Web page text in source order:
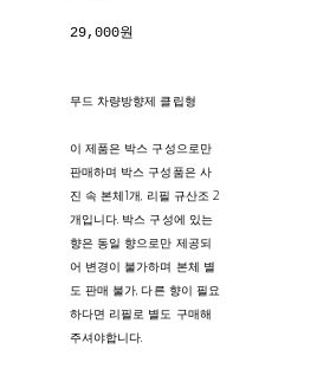
29,000원
무드 차량방향제 클립형
이 제품은 박스 구성으로만
판매하며 박스 구성품은 사
진 속 본체1개, 리필 규산조 2
개입니다. 박스 구성에 있는
향은 동일 향으로만 제공되
어 변경이 불가하며 본체 별
도 판매 불가, 다른 향이 필요
하다면 리필로 별도 구매해
주셔야합니다.